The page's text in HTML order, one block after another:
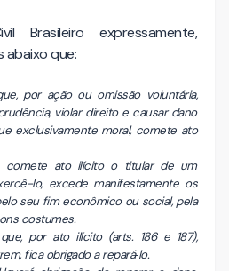
Brasileiro expressamente,
abaixo que:
por ação ou omissão voluntária,
violar direito e causar dano
exclusivamente moral, comete ato
comete ato ilícito o titular de um
lo, excede manifestamente os
seu fim econômico ou social, pela
costumes.
por ato ilícito (arts. 186 e 187),
fica obrigado a repará‑lo.